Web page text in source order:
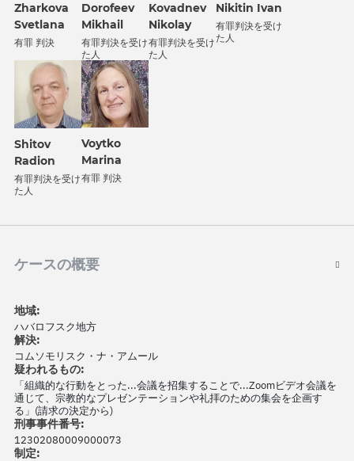
Zharkova
Svetlana
有罪 判決
Dorofeev
Mikhail
有罪判決を受け
た人
Kovadnev
Nikolay
有罪判決を受け
た人
Nikitin Ivan
有罪判決を受け
た人
Shitov
Radion
有罪判決を受け
た人
Voytko
Marina
有罪 判決
ケースの概要
地域:
ハバロフスク地方
解決:
コムソモリスク・ナ・アムール
疑われるもの:
「組織的な行動をとった...会議を招集することで...Zoomビデオ会議を
通じて、宗教的なプレゼンテーションや礼拝のための集会を企画す
る」(請求の決定から)
刑事事件番号:
12302080009000073
制定: